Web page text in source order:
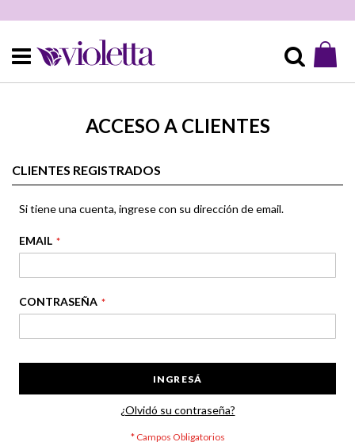
Buscar
ACCESO A CLIENTES
CLIENTES REGISTRADOS
Si tiene una cuenta, ingrese con su dirección de email.
EMAIL
CONTRASEÑA
INGRESÁ
¿Olvidó su contraseña?